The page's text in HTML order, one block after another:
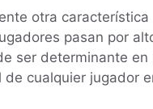
otra
pasan por
ser determinante
cualquier jugador